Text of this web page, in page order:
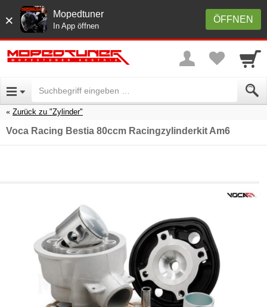
× ÖFFNEN
Mopedtuner
In App öffnen
Zurück zu "Zylinder"
Voca Racing Bestia 80ccm Racingzylinderkit Am6